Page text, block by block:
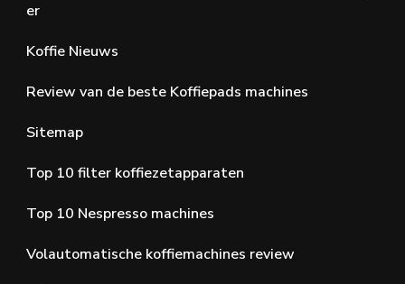
er
Koffie Nieuws
Review van de beste Koffiepads machines
Sitemap
Top 10 filter koffiezetapparaten
Top 10 Nespresso machines
Volautomatische koffiemachines review